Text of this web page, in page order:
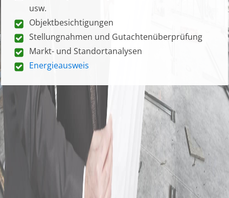
usw.
Objektbesichtigungen
Stellungnahmen und Gutachtenüberprüfung
Markt- und Standortanalysen
Energieausweis